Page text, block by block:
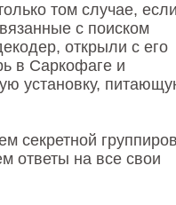
том случае,
с поиском
открыли с его
в Саркофаге и
установку,
секретной
ответы на все свои